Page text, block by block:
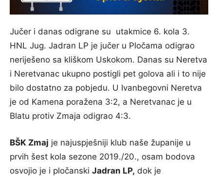
Jučer i danas odigrane su utakmice 6. kola 3.
HNL Jug. Jadran LP je jučer u Pločama odigrao
neriješeno sa kliškom Uskokom. Danas su Neretva
i Neretvanac ukupno postigli pet golova ali i to nije
bilo dostatno za pobjedu. U Ivanbegovni Neretva
je od Kamena poražena 3:2, a Neretvanac je u
Blatu protiv Zmaja odigrao 4:3.
BŠK Zmaj je najuspješniji klub naše županije u
prvih šest kola sezone 2019./20., osam bodova
osvojio je i pločanski Jadran LP, dok je